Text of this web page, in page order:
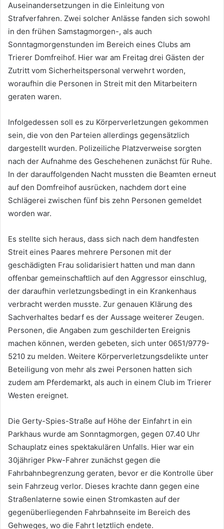
Auseinandersetzungen in die Einleitung von
Strafverfahren. Zwei solcher Anlässe fanden sich sowohl
in den frühen Samstagmorgen-, als auch
Sonntagmorgenstunden im Bereich eines Clubs am
Trierer Domfreihof. Hier war am Freitag drei Gästen der
Zutritt vom Sicherheitspersonal verwehrt worden,
woraufhin die Personen in Streit mit den Mitarbeitern
geraten waren.
Infolgedessen soll es zu Körperverletzungen gekommen
sein, die von den Parteien allerdings gegensätzlich
dargestellt wurden. Polizeiliche Platzverweise sorgten
nach der Aufnahme des Geschehenen zunächst für Ruhe.
In der darauffolgenden Nacht mussten die Beamten erneut
auf den Domfreihof ausrücken, nachdem dort eine
Schlägerei zwischen fünf bis zehn Personen gemeldet
worden war.
Es stellte sich heraus, dass sich nach dem handfesten
Streit eines Paares mehrere Personen mit der
geschädigten Frau solidarisiert hatten und man dann
offenbar gemeinschaftlich auf den Aggressor einschlug,
der daraufhin verletzungsbedingt in ein Krankenhaus
verbracht werden musste. Zur genauen Klärung des
Sachverhaltes bedarf es der Aussage weiterer Zeugen.
Personen, die Angaben zum geschilderten Ereignis
machen können, werden gebeten, sich unter 0651/9779-
5210 zu melden. Weitere Körperverletzungsdelikte unter
Beteiligung von mehr als zwei Personen hatten sich
zudem am Pferdemarkt, als auch in einem Club im Trierer
Westen ereignet.
Die Gerty-Spies-Straße auf Höhe der Einfahrt in ein
Parkhaus wurde am Sonntagmorgen, gegen 07.40 Uhr
Schauplatz eines spektakulären Unfalls. Hier war ein
30jähriger Pkw-Fahrer zunächst gegen die
Fahrbahnbegrenzung geraten, bevor er die Kontrolle über
sein Fahrzeug verlor. Dieses krachte dann gegen eine
Straßenlaterne sowie einen Stromkasten auf der
gegenüberliegenden Fahrbahnseite im Bereich des
Gehweges, wo die Fahrt letztlich endete.